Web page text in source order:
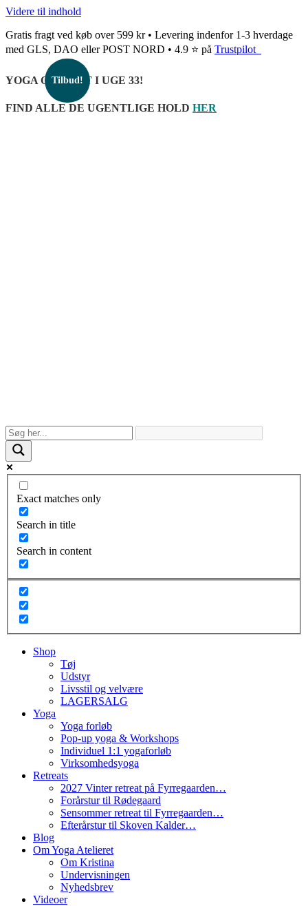
Videre til indhold
Gratis fragt ved køb over 599 kr • Levering indenfor 1-3 hverdage
med GLS, DAO eller POST NORD • 4.9 ⭐ på Trustpilot
YOGA OPSTART I UGE 33!
FIND ALLE DE UGENTLIGE HOLD HER
Exact matches only
Search in title
Search in content
Shop
Tøj
Udstyr
Livsstil og velvære
LAGERSALG
Yoga
Yoga forløb
Pop-up yoga & Workshops
Individuel 1:1 yogaforløb
Virksomhedsyoga
Retreats
2027 Vinter retreat på Fyrregaarden…
Forårstur til Rødegaard
Sensommer retreat til Fyrregaarden…
Efterårstur til Skoven Kalder…
Blog
Om Yoga Atelieret
Om Kristina
Undervisningen
Nyhedsbrev
Videoer
Tilbud!